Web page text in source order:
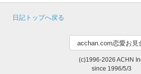
日記トップへ戻る
(c)1996-2026 ACHN
since 1996/5/3